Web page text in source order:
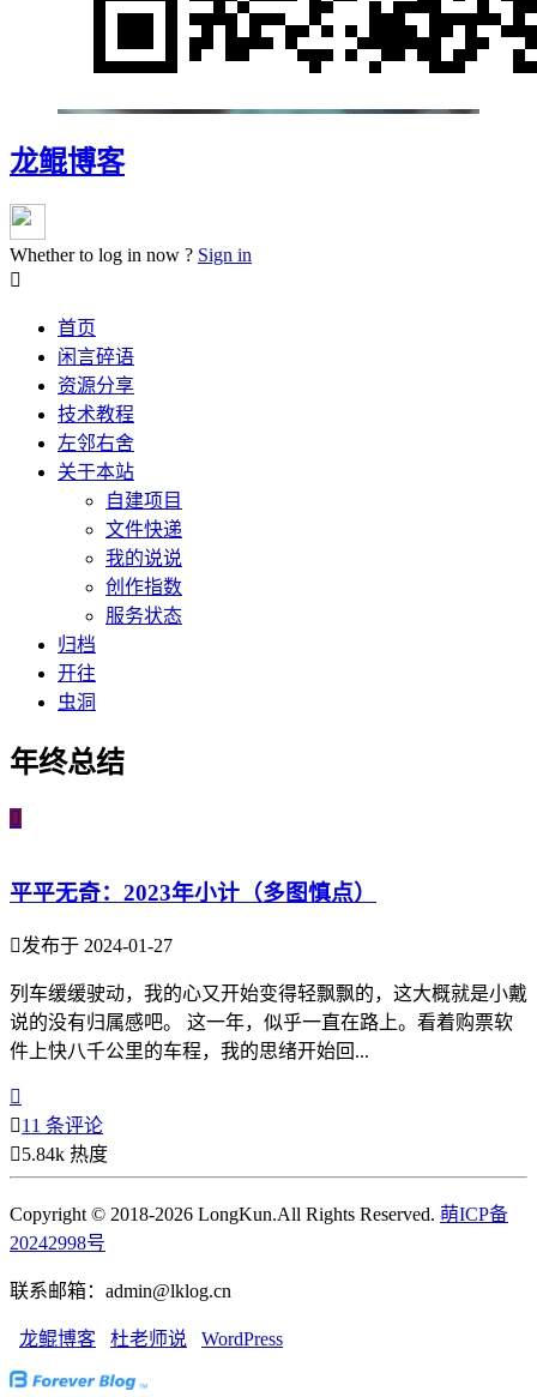
龙鲲博客
Whether to log in now ? Sign in

首页
闲言碎语
资源分享
技术教程
左邻右舍
关于本站
自建项目
文件快递
我的说说
创作指数
服务状态
归档
开往
虫洞
年终总结

平平无奇：2023年小计（多图慎点）
发布于 2024-01-27
列车缓缓驶动，我的心又开始变得轻飘飘的，这大概就是小戴
说的没有归属感吧。 这一年，似乎一直在路上。看着购票软
件上快八千公里的车程，我的思绪开始回...

11 条评论
5.84k 热度
Copyright © 2018-2026 LongKun.All Rights Reserved. 萌ICP备
20242998号
联系邮箱：admin@lklog.cn
龙鲲博客 杜老师说 WordPress